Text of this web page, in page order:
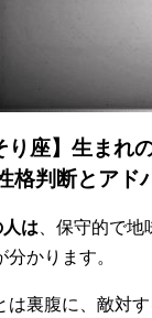
座】生まれ
格判断とアド
は 、保守的で
かります。
は裏腹に、敵対